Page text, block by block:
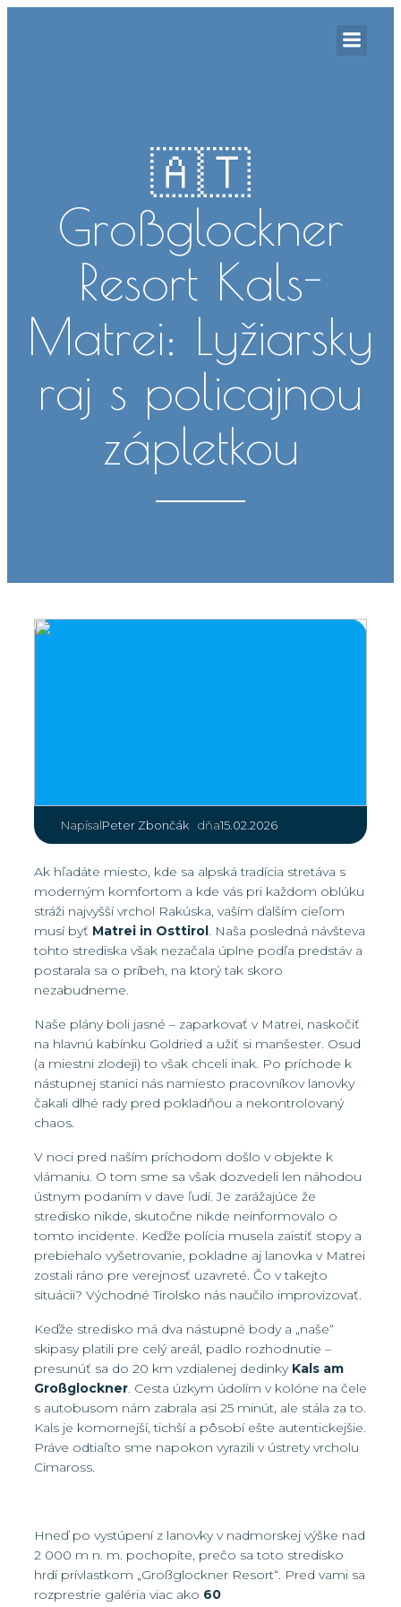
🇦🇹
Großglockner
Resort Kals-
Matrei: Lyžiarsky
raj s policajnou
zápletkou
NapísalPeter Zbončák dňa15.02.2026
Ak hľadáte miesto, kde sa alpská tradícia stretáva s
moderným komfortom a kde vás pri každom oblúku
stráži najvyšší vrchol Rakúska, vaším ďalším cieľom
musí byť Matrei in Osttirol. Naša posledná návšteva
tohto strediska však nezačala úplne podľa predstáv a
postarala sa o príbeh, na ktorý tak skoro
nezabudneme.
Naše plány boli jasné – zaparkovať v Matrei, naskočiť
na hlavnú kabínku Goldried a užiť si manšester. Osud
(a miestni zlodeji) to však chceli inak. Po príchode k
nástupnej stanici nás namiesto pracovníkov lanovky
čakali dlhé rady pred pokladňou a nekontrolovaný
chaos.
V noci pred naším príchodom došlo v objekte k
vlámaniu. O tom sme sa však dozvedeli len náhodou
ústnym podaním v dave ľudí. Je zarážajúce že
stredisko nikde, skutočne nikde neinformovalo o
tomto incidente. Keďže polícia musela zaistiť stopy a
prebiehalo vyšetrovanie, pokladne aj lanovka v Matrei
zostali ráno pre verejnosť uzavreté. Čo v takejto
situácii? Východné Tirolsko nás naučilo improvizovať.
Keďže stredisko má dva nástupné body a „naše“
skipasy platili pre celý areál, padlo rozhodnutie –
presunúť sa do 20 km vzdialenej dedinky Kals am
Großglockner. Cesta úzkym údolím v kolóne na čele
s autobusom nám zabrala asi 25 minút, ale stála za to.
Kals je komornejší, tichší a pôsobí ešte autentickejšie.
Práve odtiaľto sme napokon vyrazili v ústrety vrcholu
Cimaross.
Hneď po vystúpení z lanovky v nadmorskej výške nad
2 000 m n. m. pochopíte, prečo sa toto stredisko
hrdí prívlastkom „Großglockner Resort“. Pred vami sa
rozprestrie galéria viac ako 60